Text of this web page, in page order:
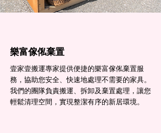
樂富傢俬棄置
壹家壹搬運專家提供便捷的樂富傢俬棄置服
務，協助您安全、快速地處理不需要的家具。
我們的團隊負責搬運、拆卸及棄置處理，讓您
輕鬆清理空間，實現整潔有序的新居環境。